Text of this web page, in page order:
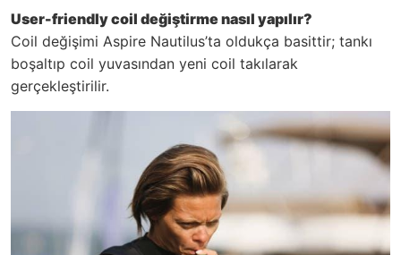
User-friendly coil değiştirme nasıl yapılır?
Coil değişimi Aspire Nautilus’ta oldukça basittir; tankı
boşaltıp coil yuvasından yeni coil takılarak
gerçekleştirilir.